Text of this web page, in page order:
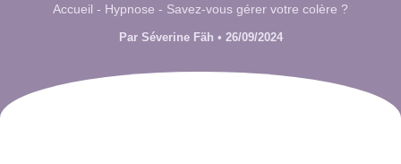
Accueil - Hypnose - Savez-vous gérer votre colère ?
Par Séverine Fäh • 26/09/2024